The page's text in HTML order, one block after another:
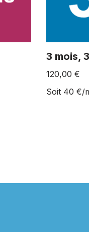
3 mois,
120,00€
Soit 40 €/